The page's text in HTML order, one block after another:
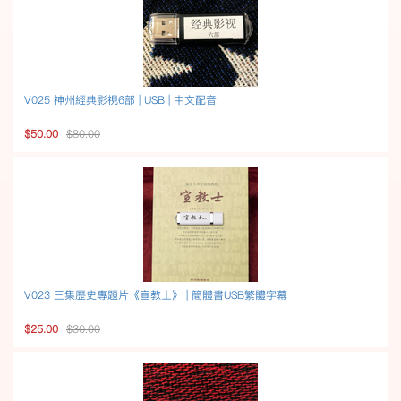
V025 神州經典影視6部 | USB | 中文配音
$50.00 $80.00
V023 三集歷史專題片《宣教士》 | 簡體書USB繁體字幕
$25.00 $30.00